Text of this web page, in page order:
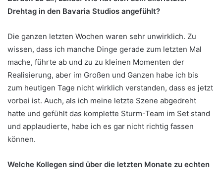
Drehtag in den Bavaria Studios angefühlt?
Die ganzen letzten Wochen waren sehr unwirklich. Zu
wissen, dass ich manche Dinge gerade zum letzten Mal
mache, führte ab und zu zu kleinen Momenten der
Realisierung, aber im Großen und Ganzen habe ich bis
zum heutigen Tage nicht wirklich verstanden, dass es jetzt
vorbei ist. Auch, als ich meine letzte Szene abgedreht
hatte und gefühlt das komplette Sturm-Team im Set stand
und applaudierte, habe ich es gar nicht richtig fassen
können.
Welche Kollegen sind über die letzten Monate zu echten